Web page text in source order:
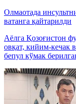
Олмаотада
ватанга қайтарилди
Аёлга Қозоғистон
овқат, кийим-кечак
бепул кўмак